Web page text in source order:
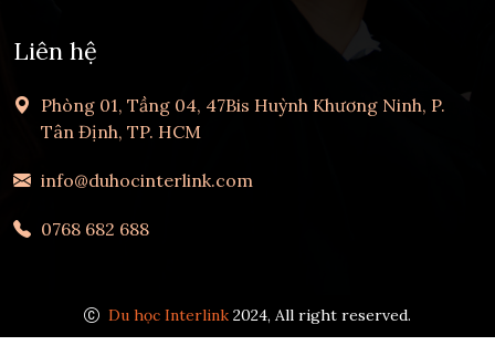
Liên hệ
Phòng 01, Tầng 04, 47Bis Huỳnh Khương Ninh, P.
Tân Định, TP. HCM
info@duhocinterlink.com
0768 682 688
Du học Interlink 2024, All right reserved.